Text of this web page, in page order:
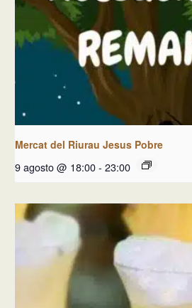
Mercat del Riurau Jesus Pobre
9 agosto @ 18:00- 23:00